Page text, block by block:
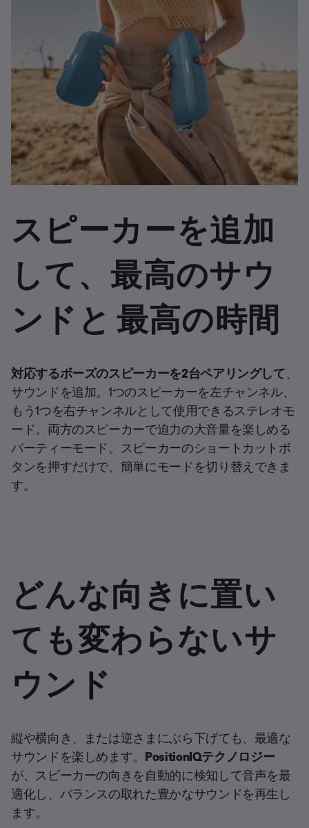
スピーカーを追加
して、最高のサウ
ンドと 最高の時間
対応するボーズのスピーカーを2台ペアリングして、
サウンドを追加。1つのスピーカーを左チャンネル、
もう1つを右チャンネルとして使用できるステレオモ
ード。両方のスピーカーで迫力の大音量を楽しめる
パーティーモード。スピーカーのショートカットボ
タンを押すだけで、簡単にモードを切り替えできま
す。
どんな向きに置い
ても変わらないサ
ウンド
縦や横向き、または逆さまにぶら下げても、最適な
サウンドを楽しめます。 PositionIQテクノロジー
が、スピーカーの向きを自動的に検知して音声を最
適化し、バランスの取れた豊かなサウンドを再生し
ます。